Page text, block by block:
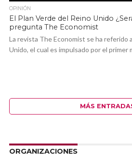
OPINIÓN
El Plan Verde del Reino Unido
pregunta The Economist
La revista The Economist se ha referido
Unido, el cual es impulsado por el primer
MÁS
ORGANIZACIONES